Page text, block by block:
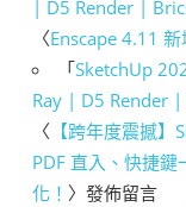
| D5 Render |
〈Enscape 4.11
「SketchUp
Ray | D5 Render
〈 【跨年度震撼
PDF 直入、快捷
化！ 〉發佈留言